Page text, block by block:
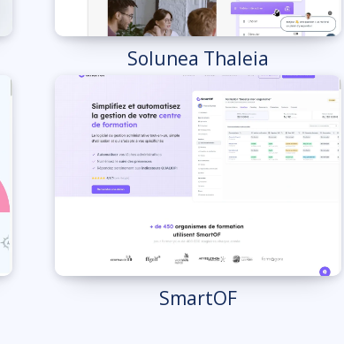
Solunea Thaleia
SmartOF